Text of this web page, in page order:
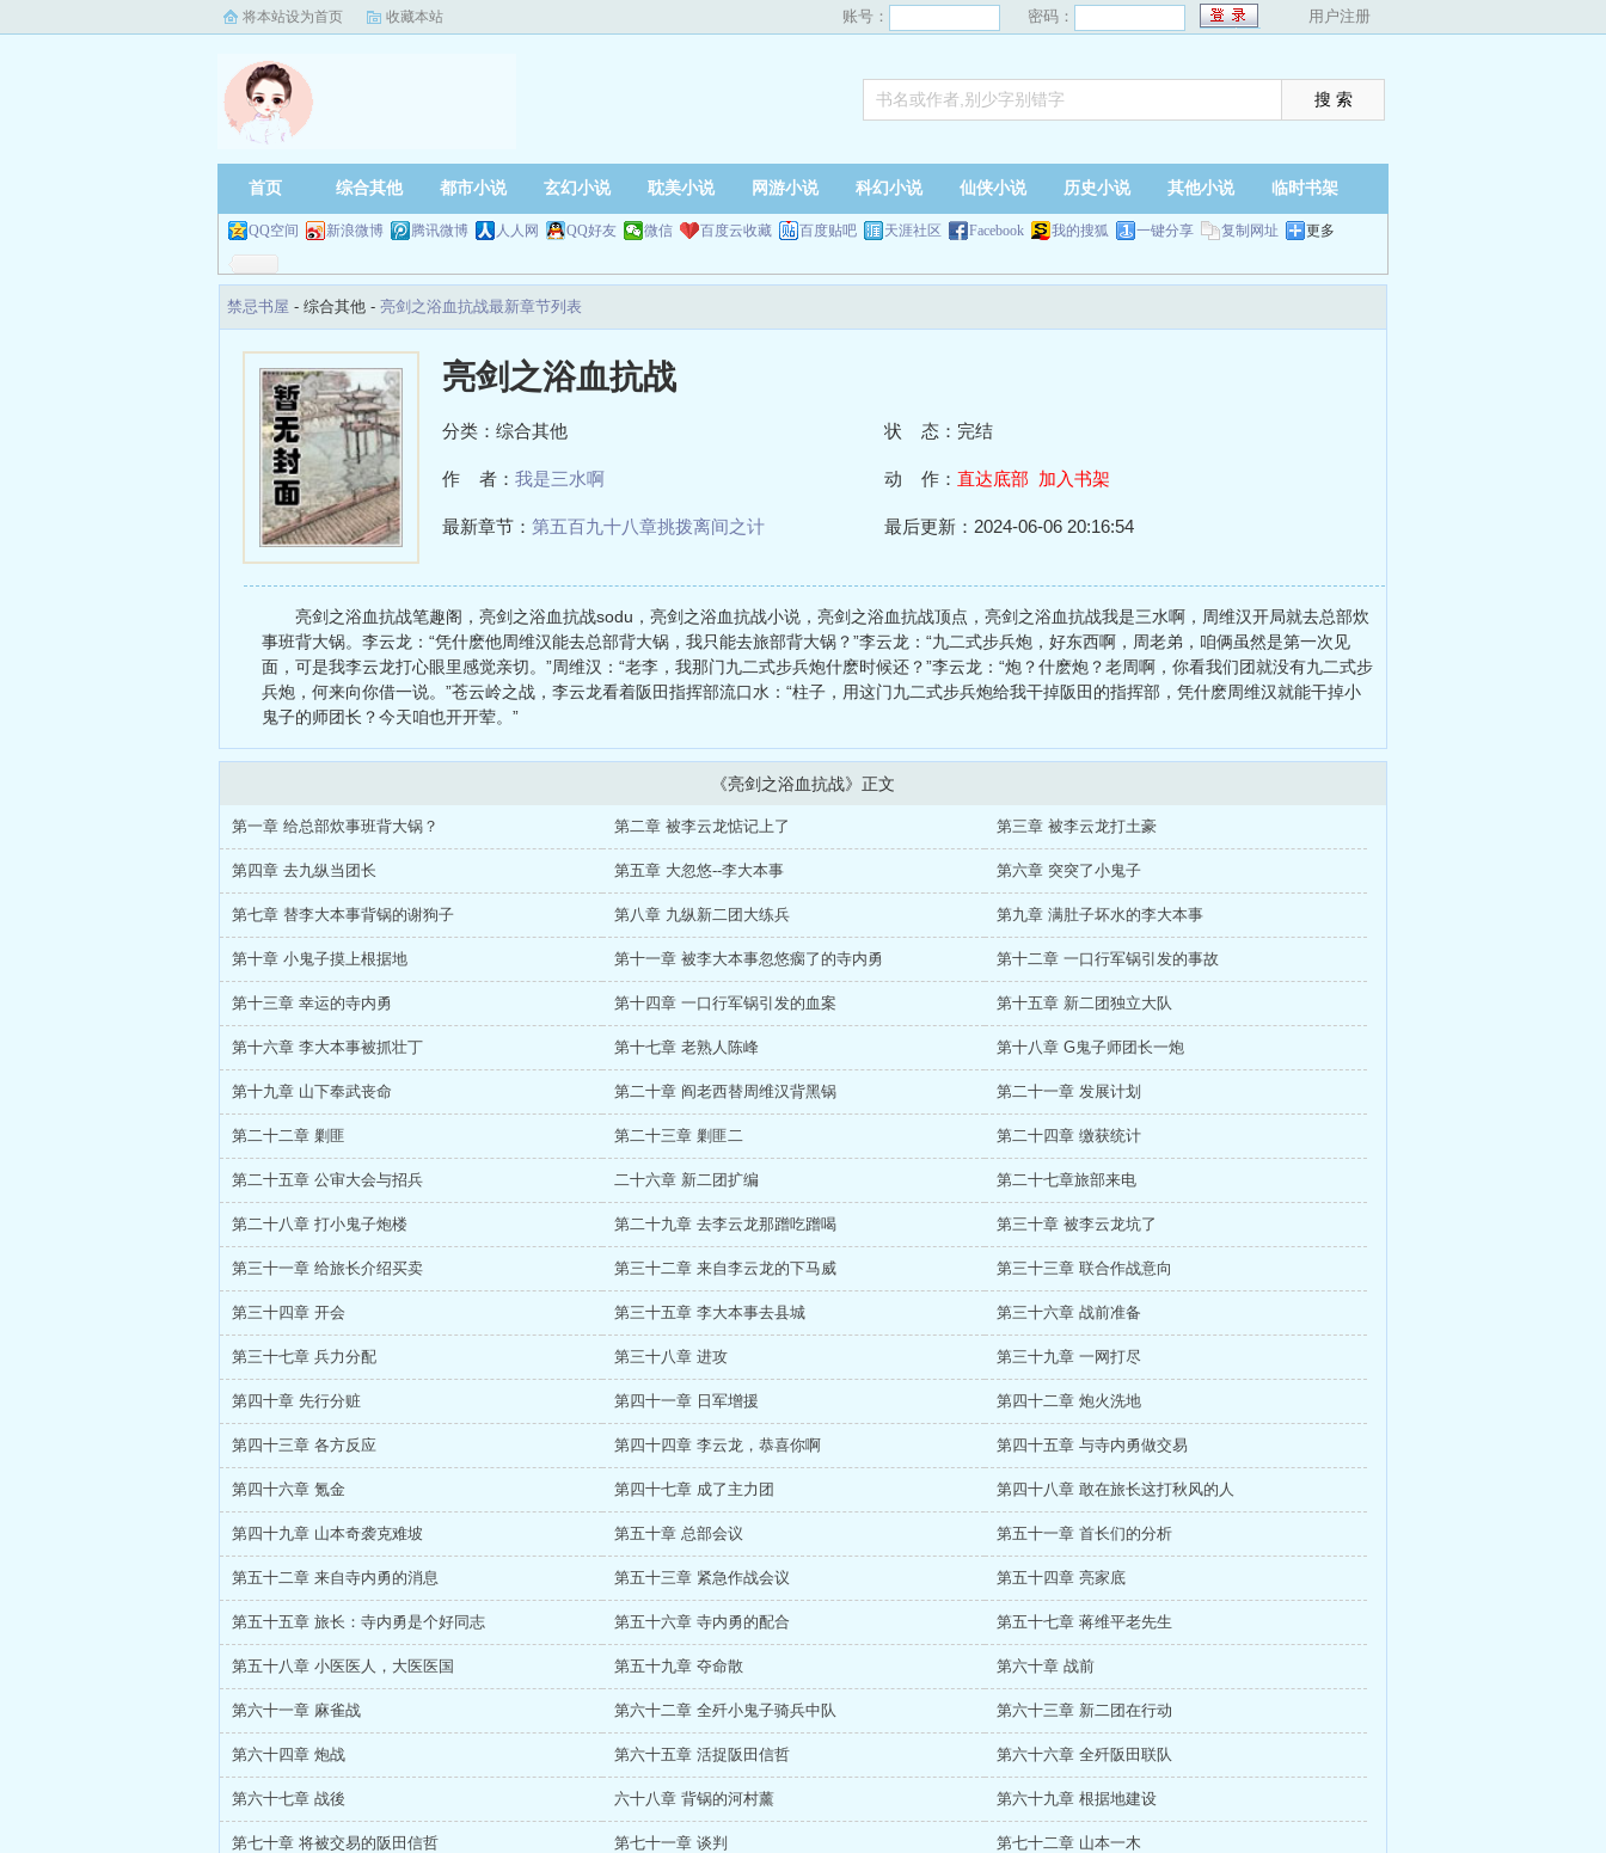
将本站设为首页 收藏本站 账号： 密码： 用户注册
首页 综合其他 都市小说 玄幻小说 耽美小说 网游小说 科幻小说 仙侠小说 历史小说 其他小说 临时书架
QQ空间 新浪微博 腾讯微博 人人网 QQ好友 微信 百度云收藏 百度贴吧 天涯社区 Facebook 我的搜狐 一键分享 复制网址 更多
禁忌书屋 - 综合其他 - 亮剑之浴血抗战最新章节列表
亮剑之浴血抗战
分类：综合其他 状 态：完结
作 者： 我是三水啊 动 作： 直达底部 加入书架
最新章节： 第五百九十八章挑拨离间之计 最后更新：2024-06-06 20:16:54
亮剑之浴血抗战笔趣阁，亮剑之浴血抗战sodu，亮剑之浴血抗战小说，亮剑之浴血抗战顶点，亮剑之浴血抗战我是三水啊，周维汉开局就去总部炊
事班背大锅。李云龙：“凭什麽他周维汉能去总部背大锅，我只能去旅部背大锅？”李云龙：“九二式步兵炮，好东西啊，周老弟，咱俩虽然是第一次见
面，可是我李云龙打心眼里感觉亲切。”周维汉：“老李，我那门九二式步兵炮什麽时候还？”李云龙：“炮？什麽炮？老周啊，你看我们团就没有九二式步
兵炮，何来向你借一说。”苍云岭之战，李云龙看着阪田指挥部流口水：“柱子，用这门九二式步兵炮给我干掉阪田的指挥部，凭什麽周维汉就能干掉小
鬼子的师团长？今天咱也开开荤。”
《亮剑之浴血抗战》正文
第一章 给总部炊事班背大锅？ 第二章 被李云龙惦记上了 第三章 被李云龙打土豪
第四章 去九纵当团长 第五章 大忽悠--李大本事 第六章 突突了小鬼子
第七章 替李大本事背锅的谢狗子 第八章 九纵新二团大练兵 第九章 满肚子坏水的李大本事
第十章 小鬼子摸上根据地 第十一章 被李大本事忽悠瘸了的寺内勇 第十二章 一口行军锅引发的事故
第十三章 幸运的寺内勇 第十四章 一口行军锅引发的血案 第十五章 新二团独立大队
第十六章 李大本事被抓壮丁 第十七章 老熟人陈峰 第十八章 G鬼子师团长一炮
第十九章 山下奉武丧命 第二十章 阎老西替周维汉背黑锅 第二十一章 发展计划
第二十二章 剿匪 第二十三章 剿匪二 第二十四章 缴获统计
第二十五章 公审大会与招兵 二十六章 新二团扩编 第二十七章旅部来电
第二十八章 打小鬼子炮楼 第二十九章 去李云龙那蹭吃蹭喝 第三十章 被李云龙坑了
第三十一章 给旅长介绍买卖 第三十二章 来自李云龙的下马威 第三十三章 联合作战意向
第三十四章 开会 第三十五章 李大本事去县城 第三十六章 战前准备
第三十七章 兵力分配 第三十八章 进攻 第三十九章 一网打尽
第四十章 先行分赃 第四十一章 日军增援 第四十二章 炮火洗地
第四十三章 各方反应 第四十四章 李云龙，恭喜你啊 第四十五章 与寺内勇做交易
第四十六章 氪金 第四十七章 成了主力团 第四十八章 敢在旅长这打秋风的人
第四十九章 山本奇袭克难坡 第五十章 总部会议 第五十一章 首长们的分析
第五十二章 来自寺内勇的消息 第五十三章 紧急作战会议 第五十四章 亮家底
第五十五章 旅长：寺内勇是个好同志 第五十六章 寺内勇的配合 第五十七章 蒋维平老先生
第五十八章 小医医人，大医医国 第五十九章 夺命散 第六十章 战前
第六十一章 麻雀战 第六十二章 全歼小鬼子骑兵中队 第六十三章 新二团在行动
第六十四章 炮战 第六十五章 活捉阪田信哲 第六十六章 全歼阪田联队
第六十七章 战後 六十八章 背锅的河村薰 第六十九章 根据地建设
第七十章 将被交易的阪田信哲 第七十一章 谈判 第七十二章 山本一木